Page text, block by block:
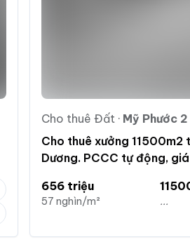
Cho thuê Đất · Mỹ Phước 2
Cho thuê xưởng 11500m2
Dương. PCCC tự động,
656 triệu
57 nghìn/m² ...